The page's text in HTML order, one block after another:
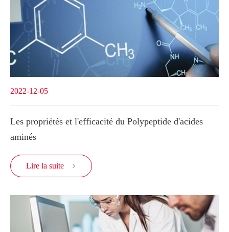
2022-12-05
Les propriétés et l'efficacité du Polypeptide d'acides
aminés
Lire la suite 